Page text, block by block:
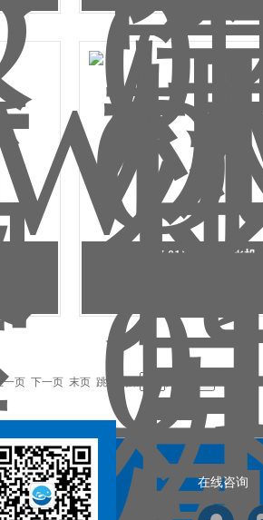
QW-01景区直饮水机
一页 下一页 末页 跳转到第
在线咨询